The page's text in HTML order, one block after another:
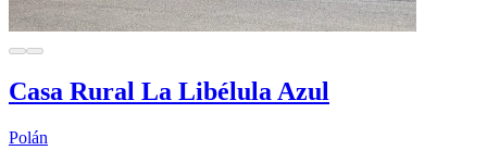
Casa Rural La Libélula Azul
Polán